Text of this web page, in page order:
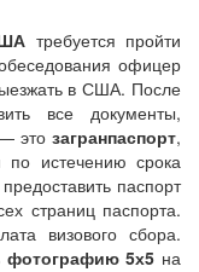
требуется пройти
офицер
в США. После
все документы,
это загранпаспорт,
по истечению срока
паспорт
страниц паспорта.
визового сбора.
фотографию 5х5 на